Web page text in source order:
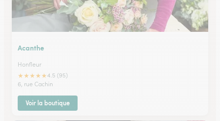
Acanthe
Honfleur
★★★★★4.5 (95)
6, rue Cachin
Voir la boutique